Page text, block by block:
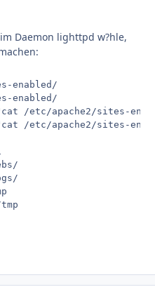
Daemon lighttpd w?hle,
enabled/
enabled/
/etc/apache2/sites-
/etc/apache2/sites-